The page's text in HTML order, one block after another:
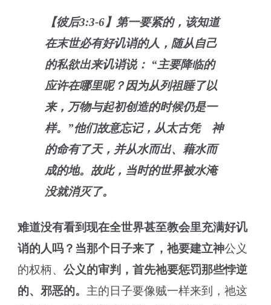
【彼后3:3-6】第一要紧的，该知道
在末世必有好讥诮的人，随从自己
的私欲出来讥诮说： “主要降临的
应许在哪里呢？因为从列祖睡了以
来，万物与起初创造的时候仍是一
样。”他们故意忘记，从太古凭 神
的命有了天，并从水而出、藉水而
成的地。故此，当时的世界被水淹
没就消灭了。
难道没有看到现在全世界甚至教会里充满好讥
诮的人吗？ 当那个日子来了，祂要建立神公义
的权柄、公义的审判 ，首先祂要惩罚那些悖逆
的、邪恶的。 主的日子要像贼一样来到，祂这